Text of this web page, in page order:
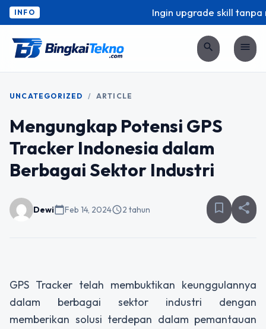
INFO Ingin upgrade skill tanpa
search menu
UNCATEGORIZED / ARTICLE
Mengungkap Potensi GPS
Tracker Indonesia dalam
Berbagai Sektor Industri
Dewicalendar_todayFeb 14, 2024schedule2 tahun bookmark_border share
GPS Tracker telah membuktikan keunggulannya
dalam berbagai sektor industri dengan
memberikan solusi terdepan dalam pemantauan